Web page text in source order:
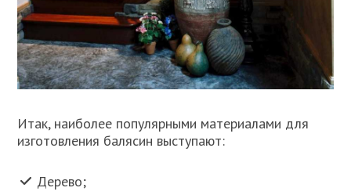
Итак, наиболее популярными материалами для
изготовления балясин выступают:
Дерево;